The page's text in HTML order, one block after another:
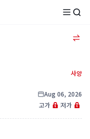
사양
Aug 06, 2026
고가
저가